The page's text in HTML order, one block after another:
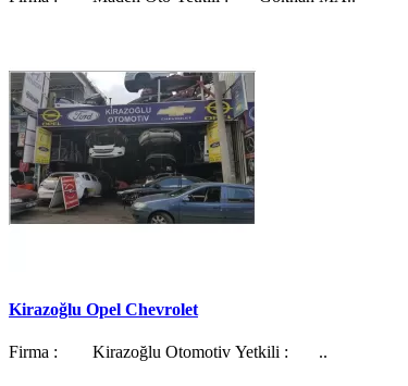
Kirazoğlu Opel Chevrolet
Firma : Kirazoğlu Otomotiv Yetkili : ..